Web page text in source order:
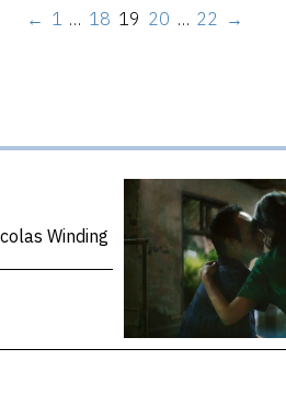
← 1 … 18 19 20 … 22 →
Winding